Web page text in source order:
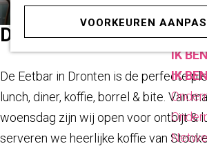
VOORKEUREN
o
m
e
p
a
g
e
IK
IK
DE EETBAR
De Eetbar in Dronten is de perfecte
lunch, diner, koffie, borrel & bite. Van
woensdag zijn wij open voor ontbijt &
serveren we heerlijke koffie van